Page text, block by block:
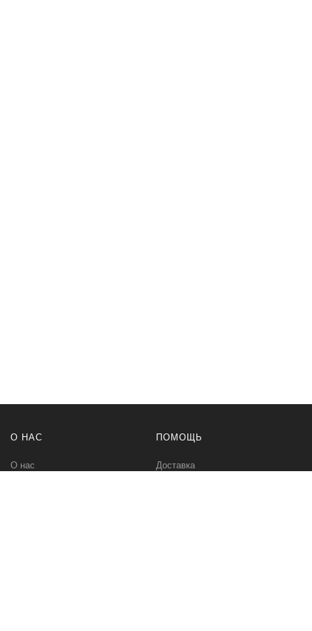
О НАС
О нас
ПОМОЩЬ
Доставка